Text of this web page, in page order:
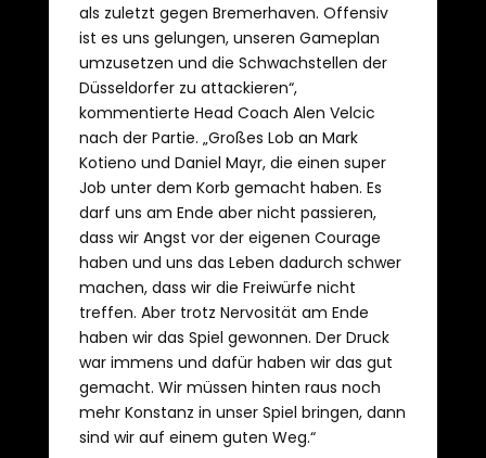
als zuletzt gegen Bremerhaven. Offensiv
ist es uns gelungen, unseren Gameplan
umzusetzen und die Schwachstellen der
Düsseldorfer zu attackieren“,
kommentierte Head Coach Alen Velcic
nach der Partie. „Großes Lob an Mark
Kotieno und Daniel Mayr, die einen super
Job unter dem Korb gemacht haben. Es
darf uns am Ende aber nicht passieren,
dass wir Angst vor der eigenen Courage
haben und uns das Leben dadurch schwer
machen, dass wir die Freiwürfe nicht
treffen. Aber trotz Nervosität am Ende
haben wir das Spiel gewonnen. Der Druck
war immens und dafür haben wir das gut
gemacht. Wir müssen hinten raus noch
mehr Konstanz in unser Spiel bringen, dann
sind wir auf einem guten Weg.“